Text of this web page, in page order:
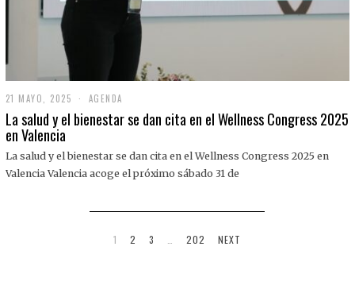
21 MAYO, 2025
1
M
O
,
AGENDA
La salud y el bienestar se dan cita en el Wellness Congress 2025
en Valencia
La salud y el bienestar se dan cita en el Wellness Congress 2025 en
Valencia Valencia acoge el próximo sábado 31 de
1 2 3 202 NEXT